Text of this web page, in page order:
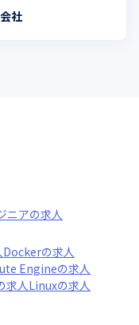
社
ニアの求人
Dockerの求人
Engineの求人
求人Linuxの求人